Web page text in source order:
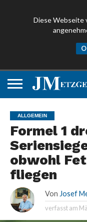
Diese Webseite
ALLGEMEIN
Formel 1
obwohl
fliegen
Von Josef
verfasst am